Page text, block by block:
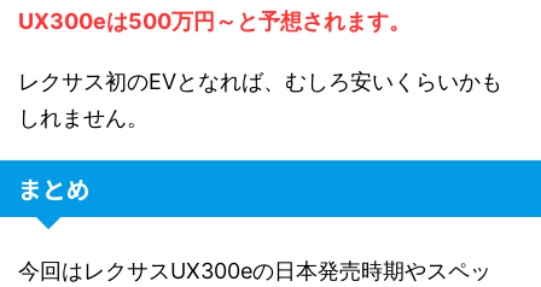
UX300eは500万円～と予想されます。
レクサス初のEVとなれば、むしろ安いくらいかも
しれません。
まとめ
今回はレクサスUX300eの日本発売時期やスペッ